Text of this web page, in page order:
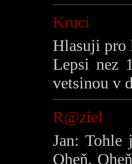
Kruci
Hlasuji pro
Lepsi nez
vetsinou v
R@ziel
Jan: Tohle
Oheň,